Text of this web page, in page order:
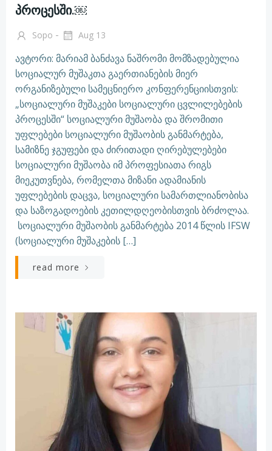
პროცესში.￼
Sopo - Aug 13
ავტორი: მარიამ ბანძავა ნაშრომი მომზადებულია
სოციალურ მუშაკთა გაერთიანების მიერ
ორგანიზებული სამეცნიერო კონფერენციისთვის:
„სოციალური მუშაკები სოციალური ცვლილებების
პროცესში“ სოციალური მუშაობა და შრომითი
უფლებები სოციალური მუშაობის განმარტება,
სამიზნე ჯგუფები და ძირითადი ღირებულებები
სოციალური მუშაობა იმ პროფესიათა რიგს
მიეკუთვნება, რომელთა მიზანი ადამიანის
უფლებების დაცვა, სოციალური სამართლიანობისა
და საზოგადოების კეთილდღეობისთვის ბრძოლაა.
სოციალური მუშაობის განმარტება 2014 წლის IFSW
(სოციალური მუშაკების […]
read more